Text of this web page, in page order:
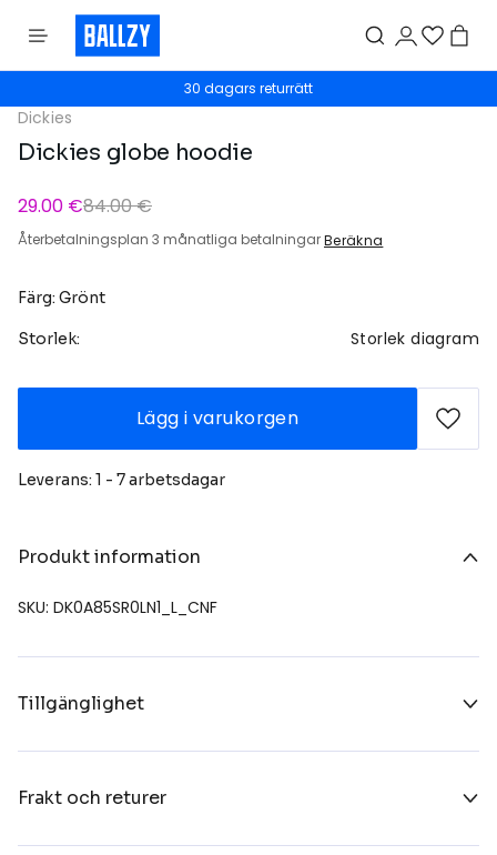
30 dagars returrätt
Dickies
Dickies globe hoodie
29.00 €84.00 €
Återbetalningsplan 3 månatliga betalningarBeräkna
Färg: Grönt
Storlek: Storlek diagram
Lägg i varukorgen
Leverans: 1 - 7 arbetsdagar
Produkt information
SKU: DK0A85SR0LN1_L_CNF
Tillgänglighet
Frakt och returer